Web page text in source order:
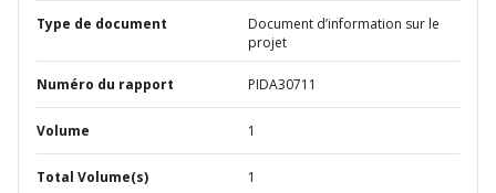
Type de document
Document d’information sur le
projet
Numéro du rapport PIDA30711
Volume 1
Total Volume(s) 1